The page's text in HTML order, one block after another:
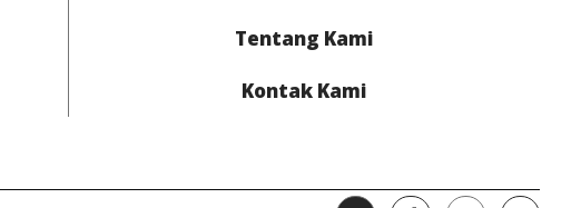
Tentang Kami
Kontak Kami